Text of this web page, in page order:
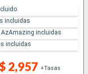
2,957 +Tasas
incluidas
AzAmazing incluidas
incluidas